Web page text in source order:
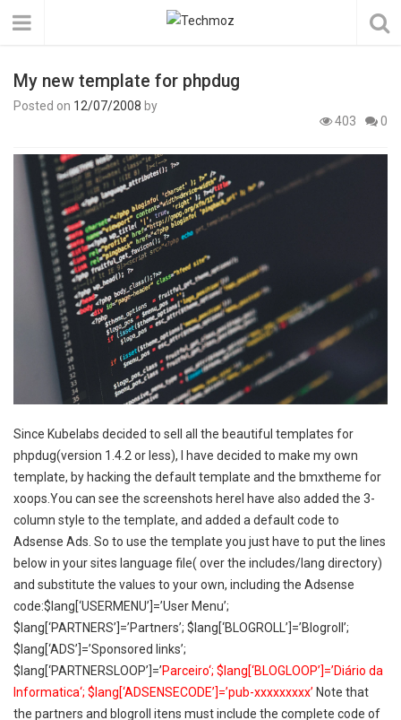
My new template for phpdug
Posted on 12/07/2008 by
403
0
Since Kubelabs decided to sell all the beautiful templates for
phpdug(version 1.4.2 or less), I have decided to make my own
template, by hacking the default template and the bmxtheme for
xoops.You can see the screenshots here I have also added the 3-
column style to the template, and added a default code to
Adsense Ads. So to use the template you just have to put the lines
below in your sites language file( over the includes/lang directory)
and substitute the values to your own, including the Adsense
code:$lang[‘USERMENU’]=’User Menu’;
$lang[‘PARTNERS’]=’Partners’; $lang[‘BLOGROLL’]=’Blogroll’;
$lang[‘ADS’]=’Sponsored links’;
$lang[‘PARTNERSLOOP’]=’Parceiro‘; $lang[‘BLOGLOOP’]=’Diário da
Informatica‘; $lang[‘ADSENSECODE’]=’pub-xxxxxxxxx’ Note that
the partners and blogroll itens must include the complete code of